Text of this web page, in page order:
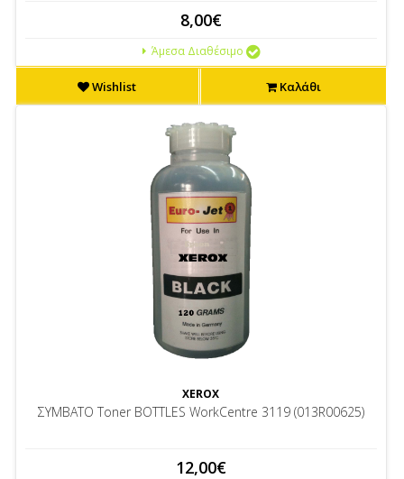
8,00€
Άμεσα Διαθέσιμο
Wishlist Καλάθι
XEROX
ΣΥΜΒΑΤΟ Toner BOTTLES WorkCentre 3119 (013R00625)
12,00€